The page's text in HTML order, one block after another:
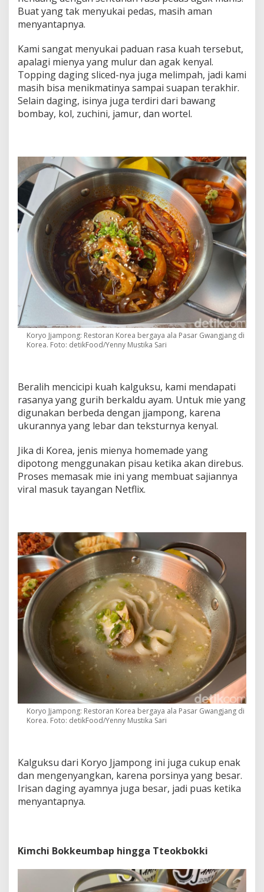
Buat yang tak menyukai pedas, masih aman
menyantapnya.
Kami sangat menyukai paduan rasa kuah tersebut,
apalagi mienya yang mulur dan agak kenyal.
Topping daging sliced-nya juga melimpah, jadi kami
masih bisa menikmatinya sampai suapan terakhir.
Selain daging, isinya juga terdiri dari bawang
bombay, kol, zuchini, jamur, dan wortel.
Koryo Jjampong: Restoran Korea bergaya ala Pasar Gwangjang di
Korea. Foto: detikFood/Yenny Mustika Sari
Beralih mencicipi kuah kalguksu, kami mendapati
rasanya yang gurih berkaldu ayam. Untuk mie yang
digunakan berbeda dengan jjampong, karena
ukurannya yang lebar dan teksturnya kenyal.
Jika di Korea, jenis mienya homemade yang
dipotong menggunakan pisau ketika akan direbus.
Proses memasak mie ini yang membuat sajiannya
viral masuk tayangan Netflix.
Koryo Jjampong: Restoran Korea bergaya ala Pasar Gwangjang di
Korea. Foto: detikFood/Yenny Mustika Sari
Kalguksu dari Koryo Jjampong ini juga cukup enak
dan mengenyangkan, karena porsinya yang besar.
Irisan daging ayamnya juga besar, jadi puas ketika
menyantapnya.
Kimchi Bokkeumbap hingga Tteokbokki